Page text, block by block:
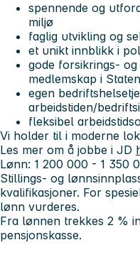
spennende og
miljø
faglig utvikling og
et unikt innblikk i
gode forsikrings-
medlemskap i
egen
arbeidstiden/
fleksibel
Vi holder til i moderne
Les mer om å jobbe i JD
Lønn: 1 200 000 - 1 350
Stillings- og
kvalifikasjoner. For
lønn vurderes.
Fra lønnen trekkes 2 %
pensjonskasse.